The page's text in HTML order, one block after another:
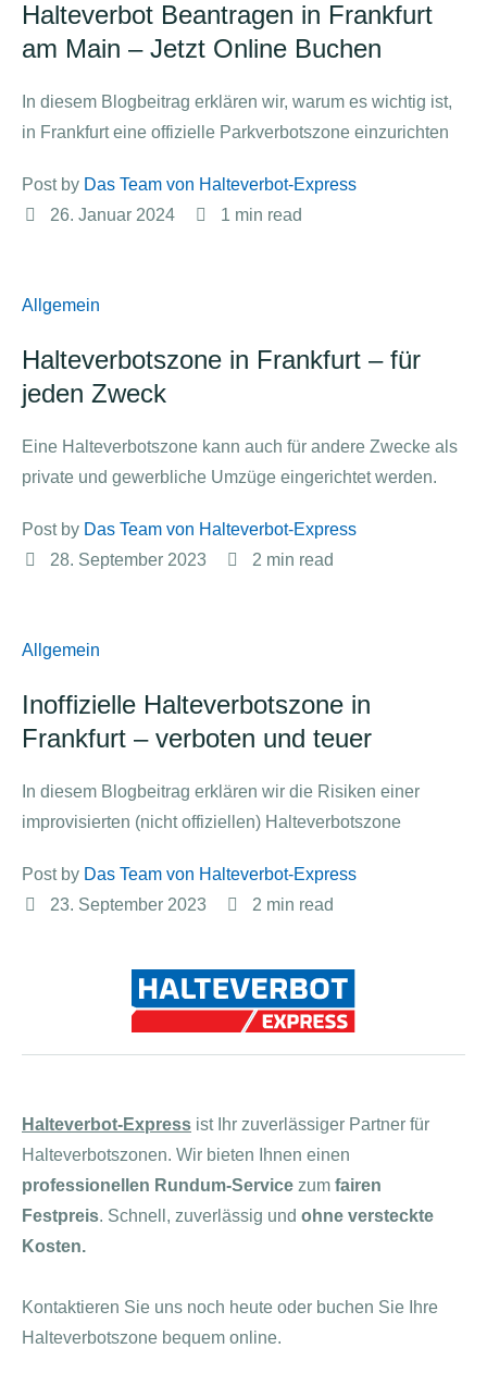
Halteverbot Beantragen in Frankfurt
am Main – Jetzt Online Buchen
In diesem Blogbeitrag erklären wir, warum es wichtig ist,
in Frankfurt eine offizielle Parkverbotszone einzurichten
Post by Das Team von Halteverbot-Express
26. Januar 2024
1 min read
Allgemein
Halteverbotszone in Frankfurt – für
jeden Zweck
Eine Halteverbotszone kann auch für andere Zwecke als
private und gewerbliche Umzüge eingerichtet werden.
Post by Das Team von Halteverbot-Express
28. September 2023
2 min read
Allgemein
Inoffizielle Halteverbotszone in
Frankfurt – verboten und teuer
In diesem Blogbeitrag erklären wir die Risiken einer
improvisierten (nicht offiziellen) Halteverbotszone
Post by Das Team von Halteverbot-Express
23. September 2023
2 min read
Halteverbot-Express ist Ihr zuverlässiger Partner für
Halteverbotszonen. Wir bieten Ihnen einen
professionellen Rundum-Service zum fairen
Festpreis. Schnell, zuverlässig und ohne versteckte
Kosten.
Kontaktieren Sie uns noch heute oder buchen Sie Ihre
Halteverbotszone bequem online.